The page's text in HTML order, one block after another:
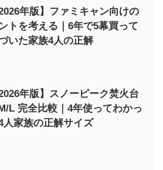
2026年版】ファミキャン向けの
トを考える｜6年で5幕買って
いた家族4人の正解
2026年版】スノーピーク焚火台
L 完全比較｜4年使ってわかっ
人家族の正解サイズ